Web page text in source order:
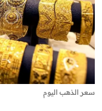
سعر الذهب اليوم